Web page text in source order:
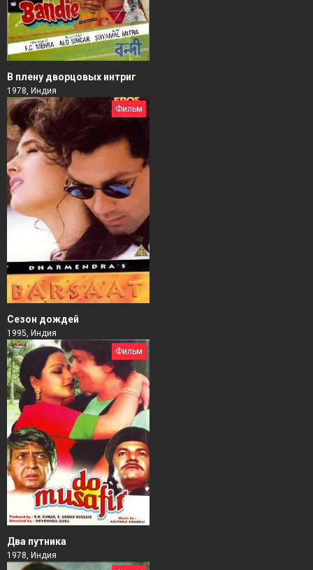
В плену дворцовых интриг
1978, Индия
Фильм
Сезон дождей
1995, Индия
Фильм
Два путника
1978, Индия